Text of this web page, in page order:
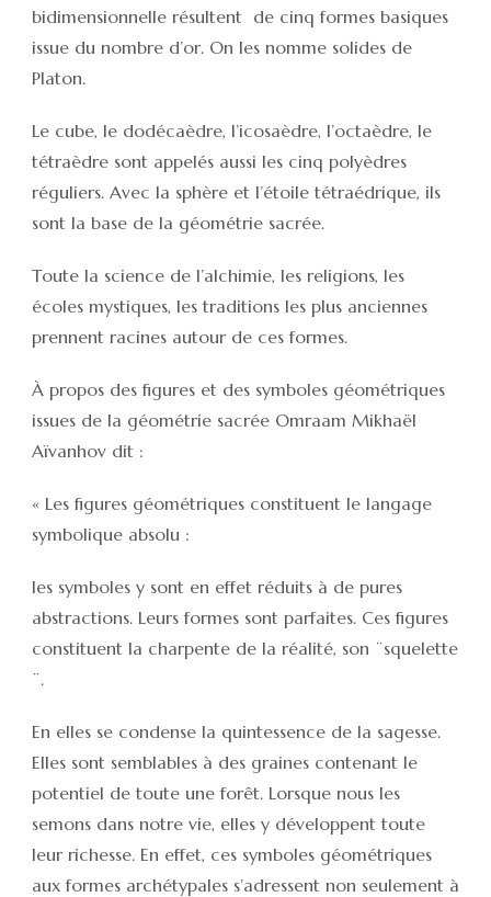
bidimensionnelle résultent de cinq formes basiques
issue du nombre d’or. On les nomme solides de
Platon.
Le cube, le dodécaèdre, l’icosaèdre, l’octaèdre, le
tétraèdre sont appelés aussi les cinq polyèdres
réguliers. Avec la sphère et l’étoile tétraédrique, ils
sont la base de la géométrie sacrée.
Toute la science de l’alchimie, les religions, les
écoles mystiques, les traditions les plus anciennes
prennent racines autour de ces formes.
À propos des figures et des symboles géométriques
issues de la géométrie sacrée Omraam Mikhaël
Aïvanhov dit :
« Les figures géométriques constituent le langage
symbolique absolu :
les symboles y sont en effet réduits à de pures
abstractions. Leurs formes sont parfaites. Ces figures
constituent la charpente de la réalité, son ¨squelette
¨.
En elles se condense la quintessence de la sagesse.
Elles sont semblables à des graines contenant le
potentiel de toute une forêt. Lorsque nous les
semons dans notre vie, elles y développent toute
leur richesse. En effet, ces symboles géométriques
aux formes archétypales s’adressent non seulement à